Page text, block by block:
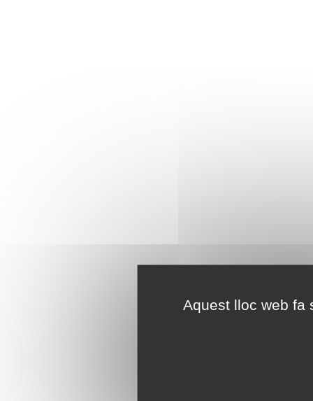
Aquest lloc web fa